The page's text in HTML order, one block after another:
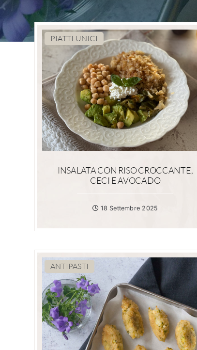
PIATTI UNICI
INSALATA CON RISO CROCCANTE,
CECI E AVOCADO
18 Settembre 2025
ANTIPASTI